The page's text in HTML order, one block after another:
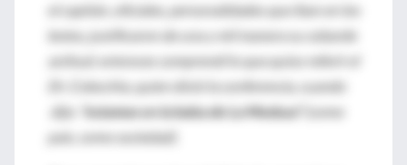
el capitán, oficiales, personalidades que iban en los
botes, justificaron de una y mil manera su cobarde
actitud; entonces comprendí lo que quiso referir el
Dr. Colecchia, quien dictó la conferencia, cuando
dijo:
“estamos en la balsa de La Medusa”
(como
país, como sociedad).